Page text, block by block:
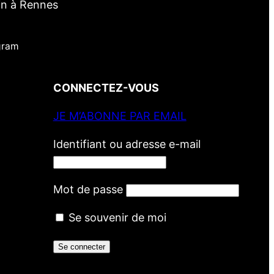
à Rennes
CONNECTEZ-VOUS
JE M’ABONNE PAR EMAIL
Identifiant ou adresse e-mail
Mot de passe
Se souvenir de moi